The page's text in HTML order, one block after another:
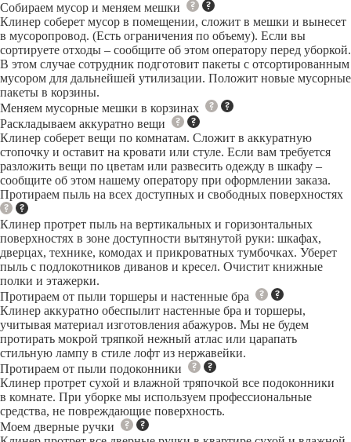
Собираем мусор и меняем мешки
Клинер соберет мусор в помещении, сложит в мешки и вынесет
в мусоропровод. (Есть ограничения по объему). Если вы
сортируете отходы – сообщите об этом оператору перед уборкой.
В этом случае сотрудник подготовит пакеты с отсортированным
мусором для дальнейшей утилизации. Положит новые мусорные
пакеты в корзины.
Меняем мусорные мешки в корзинах
Раскладываем аккуратно вещи
Клинер соберет вещи по комнатам. Сложит в аккуратную
стопочку и оставит на кровати или стуле. Если вам требуется
разложить вещи по цветам или развесить одежду в шкафу –
сообщите об этом нашему оператору при оформлении заказа.
Протираем пыль на всех доступных и свободных поверхностях
Клинер протрет пыль на вертикальных и горизонтальных
поверхностях в зоне доступности вытянутой руки: шкафах,
дверцах, технике, комодах и прикроватных тумбочках. Уберет
пыль с подлокотников диванов и кресел. Очистит книжные
полки и этажерки.
Протираем от пыли торшеры и настенные бра
Клинер аккуратно обеспылит настенные бра и торшеры,
учитывая материал изготовления абажуров. Мы не будем
протирать мокрой тряпкой нежный атлас или царапать
стильную лампу в стиле лофт из нержавейки.
Протираем от пыли подоконники
Клинер протрет сухой и влажной тряпочкой все подоконники
в комнате. При уборке мы используем профессиональные
средства, не повреждающие поверхность.
Моем дверные ручки